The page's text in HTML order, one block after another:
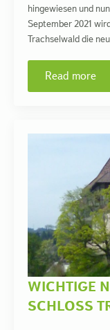
hingewiesen und
September 2021
Trachselwald die
Read more
WICHTIGE
SCHLOSS